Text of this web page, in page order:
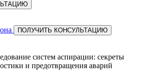
ПОЛУЧИТЬ КОНСУЛЬТАЦИЮ
систем аспирации: секреты
и предотвращения аварий